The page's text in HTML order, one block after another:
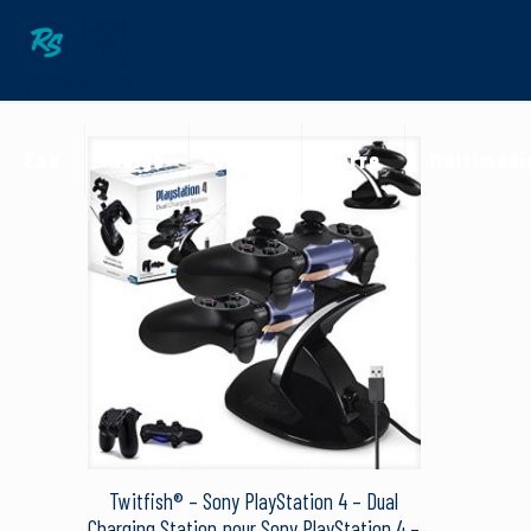
Neige Terre
Twitfish® – Sony PlayStation 4 – Dual